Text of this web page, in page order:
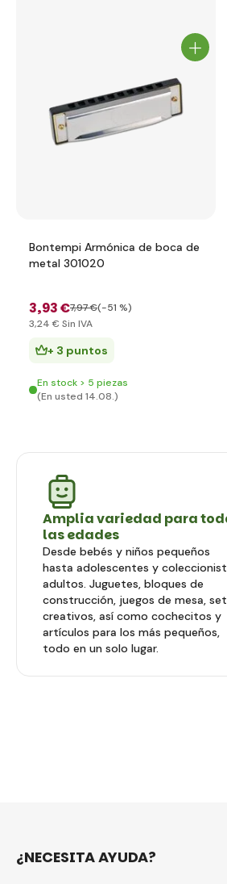
Bontempi Armónica de boca de
metal 301020
3,93 €7,97 €(-51 %)
3,24 € Sin IVA
+ 3 puntos
En stock > 5 piezas
(En usted 14.08.)
Amplia variedad para
las edades
Desde bebés y niños pequeños
hasta adolescentes y
adultos. Juguetes, bloques de
construcción, juegos de mesa,
creativos, así como cochecitos y
artículos para los más pequeños,
todo en un solo lugar.
¿NECESITA AYUDA?